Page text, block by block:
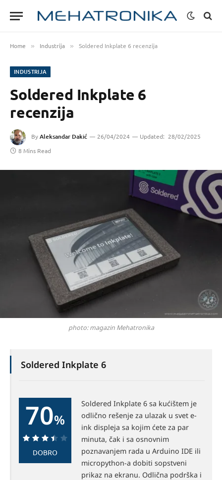
Home » Industrija » Soldered Inkplate 6 recenzija
INDUSTRIJA
Soldered Inkplate 6
recenzija
ByAleksandar Dakić 26/04/2024 Updated: 28/02/2025
8 Mins Read
photo: magazin Mehatronika
Soldered Inkplate 6
70%
70%
DOBRO
Soldered Inkplate 6 sa kućištem je
odlično rešenje za ulazak u svet e-
ink displeja sa kojim ćete za par
minuta, čak i sa osnovnim
poznavanjem rada u Arduino IDE ili
micropython-a dobiti sopstveni
prikaz na ekranu. Odlična podrška i